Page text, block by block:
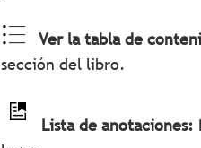
Ver la tabla de
sección del libro.
Lista de anotaciones: